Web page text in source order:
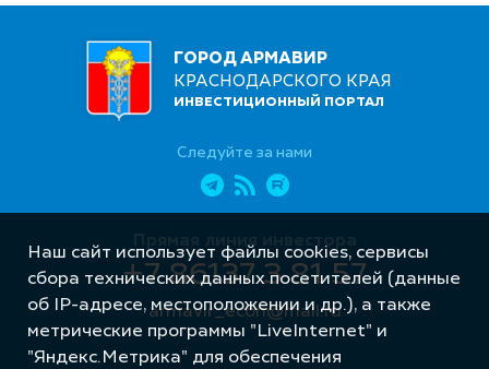
ГОРОД АРМАВИР
КРАСНОДАРСКОГО КРАЯ
ИНВЕСТИЦИОННЫЙ ПОРТАЛ
Следуйте за нами
Прямая линия инвестора
+7 86137 3 81 57
armavir_econ@mail.ru
Наш сайт использует файлы cookies, сервисы
сбора технических данных посетителей (данные
об IP-адресе, местоположении и др.), а также
метрические программы "LiveInternet" и
"Яндекс.Метрика" для обеспечения